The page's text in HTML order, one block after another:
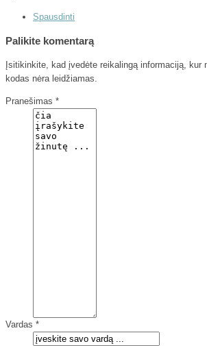
Spausdinti
Palikite komentarą
Įsitikinkite, kad įvedėte reikalingą informaciją, kur
kodas nėra leidžiamas.
Pranešimas *
Vardas *